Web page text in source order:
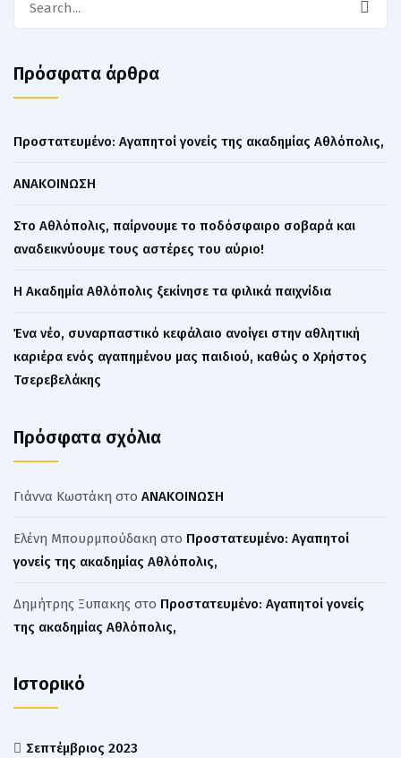
Πρόσφατα άρθρα
Πρoστατευμένο: Αγαπητοί γονείς της ακαδημίας Αθλόπολις,
ΑΝΑΚΟΙΝΩΣΗ
Στο Αθλόπολις, παίρνουμε το ποδόσφαιρο σοβαρά και
αναδεικνύουμε τους αστέρες του αύριο!
Η Ακαδημία Αθλόπολις ξεκίνησε τα φιλικά παιχνίδια
Ένα νέο, συναρπαστικό κεφάλαιο ανοίγει στην αθλητική
καριέρα ενός αγαπημένου μας παιδιού, καθώς ο Χρήστος
Τσερεβελάκης
Πρόσφατα σχόλια
Γιάννα Κωστάκη στο ΑΝΑΚΟΙΝΩΣΗ
Ελένη Μπουρμπούδακη στο Πρoστατευμένο: Αγαπητοί
γονείς της ακαδημίας Αθλόπολις,
Δημήτρης Ξυπακης στο Πρoστατευμένο: Αγαπητοί γονείς
της ακαδημίας Αθλόπολις,
Ιστορικό
Σεπτέμβριος 2023